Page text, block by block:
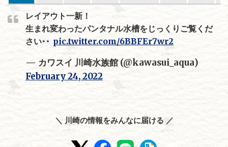
レイアウト一新！
生まれ変わったパンタナル水槽をじっくりご覧くだ
さい
pic.twitter.com/6BBFEr7wr2
— カワスイ 川崎水族館 (@kawasui_aqua)
February 24, 2022
＼ 川崎の情報をみんなに届ける ／